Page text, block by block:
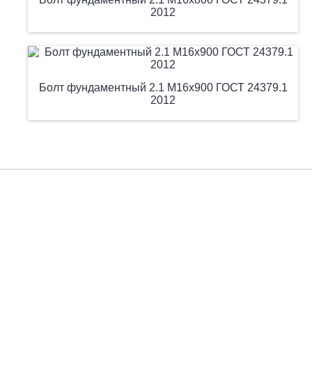
2012
Болт фундаментный 2.1 М16х900 ГОСТ 24379.1
2012